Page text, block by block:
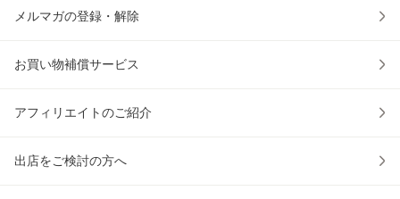
メルマガの登録・解除
お買い物補償サービス
アフィリエイトのご紹介
出店をご検討の方へ